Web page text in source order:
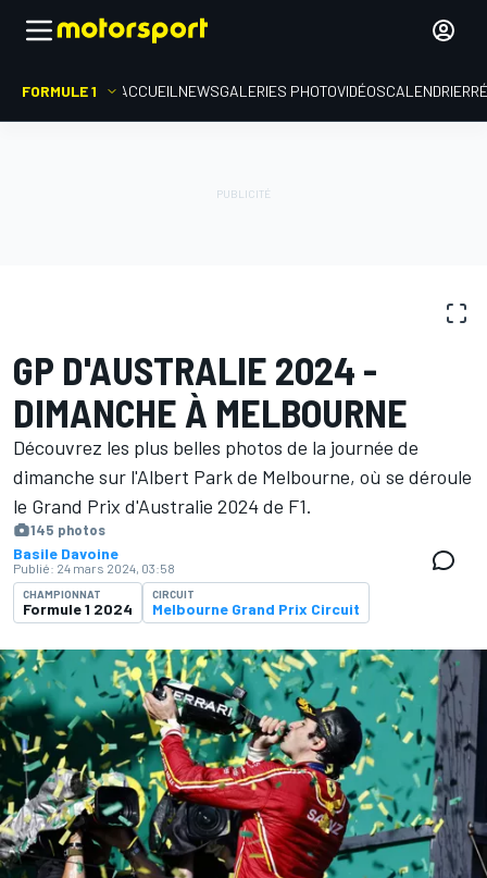
FORMULE 1 ACCUEIL NEWSGALERIES PHOTOVIDÉOSCALENDRIER
GP D'AUSTRALIE 2024 -
DIMANCHE À MELBOURNE
Découvrez les plus belles photos de la journée de
dimanche sur l'Albert Park de Melbourne, où se déroule
le Grand Prix d'Australie 2024 de F1.
145 photos
Basile Davoine
Publié: 24 mars 2024, 03:58
CHAMPIONNAT
Formule 1 2024
CIRCUIT
Melbourne Grand Prix Circuit